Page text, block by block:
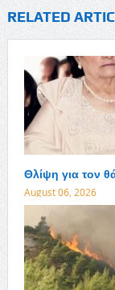
RELATED
Θλίψη για τον
August 06, 2026